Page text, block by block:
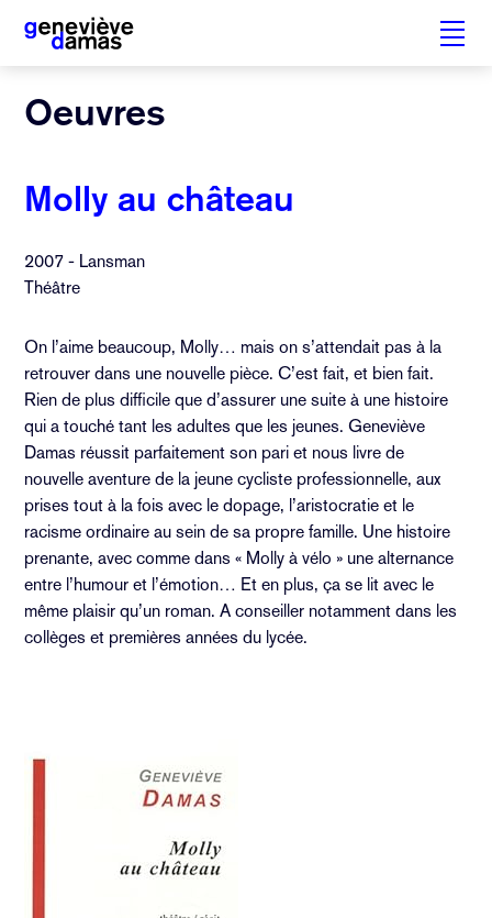
contentOeuvres
Molly au château
2007 - Lansman
Théâtre
On l’aime beaucoup, Molly… mais on s’attendait pas à la
retrouver dans une nouvelle pièce. C’est fait, et bien fait.
Rien de plus difficile que d’assurer une suite à une histoire
qui a touché tant les adultes que les jeunes. Geneviève
Damas réussit parfaitement son pari et nous livre de
nouvelle aventure de la jeune cycliste professionnelle, aux
prises tout à la fois avec le dopage, l’aristocratie et le
racisme ordinaire au sein de sa propre famille. Une histoire
prenante, avec comme dans « Molly à vélo » une alternance
entre l’humour et l’émotion… Et en plus, ça se lit avec le
même plaisir qu’un roman. A conseiller notamment dans les
collèges et premières années du lycée.